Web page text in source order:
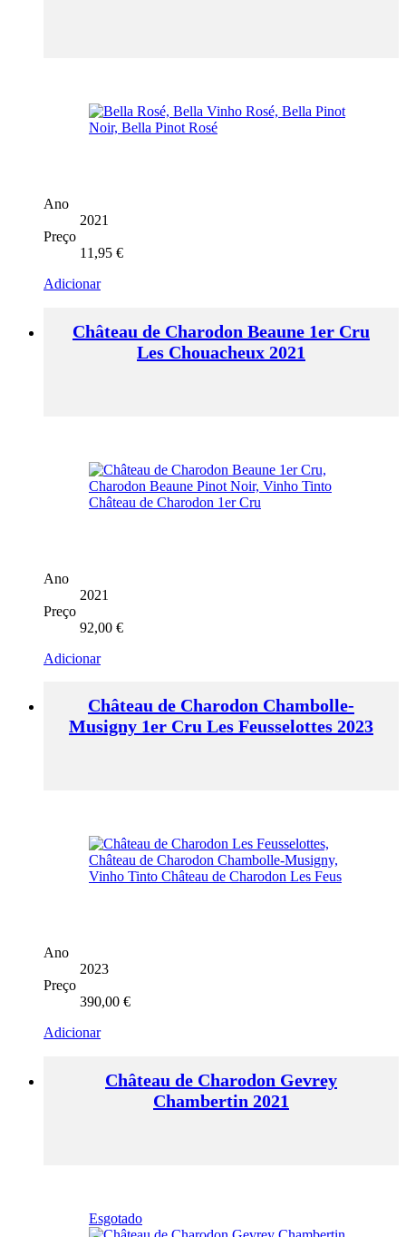
Ano
2021
Preço
11,95 €
Adicionar
Château de Charodon Beaune 1er Cru
Les Chouacheux 2021
Ano
2021
Preço
92,00 €
Adicionar
Château de Charodon Chambolle-
Musigny 1er Cru Les Feusselottes 2023
Ano
2023
Preço
390,00 €
Adicionar
Château de Charodon Gevrey
Chambertin 2021
Esgotado